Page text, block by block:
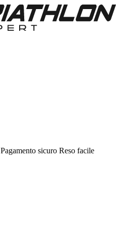
Pagamento sicuro Reso facile